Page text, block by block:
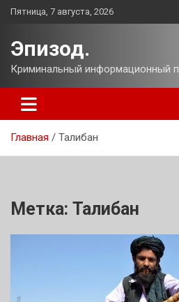
Перейти
Пятница, 7 августа, 2026
Эпизод.
Криминальный информационный
Главная Талибан
Метка: Талибан